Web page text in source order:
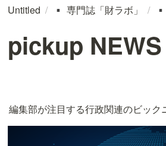
Untitled / ▪️ 専門誌「財ラボ」 / ▪️
pickup
編集部が注目する行政関連のビッ